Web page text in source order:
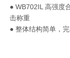
● WB702IL 高强度
击称重
● 整体结构简单，